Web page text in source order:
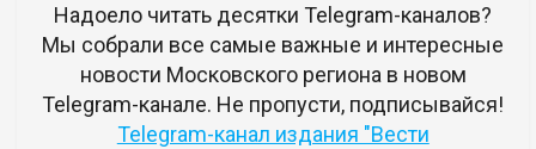
Надоело читать десятки Telegram-каналов?
Мы собрали все самые важные и интересные
новости Московского региона в новом
Telegram-канале. Не пропусти, подписывайся!
Telegram-канал издания "Вести